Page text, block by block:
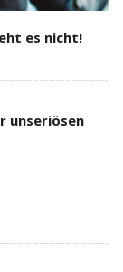
es nicht!
unseriösen